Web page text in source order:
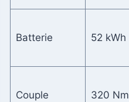
Batterie 52 kWh
Couple 320 Nm